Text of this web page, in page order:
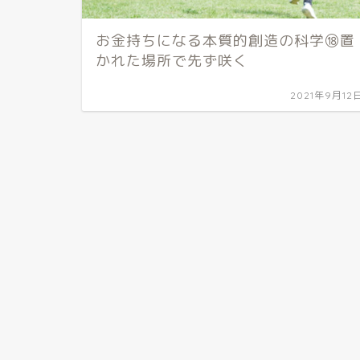
お金持ちになる本質的創造の科学⑱置
かれた場所で先ず咲く
2021年9月12